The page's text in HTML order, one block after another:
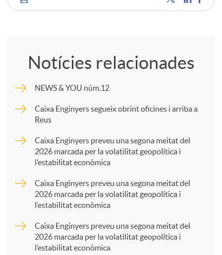
C
p
a
Notícies relacionades
NEWS & YOU núm.12
Caixa Enginyers segueix obrint oficines i arriba a
Reus
Caixa Enginyers preveu una segona meitat del
2026 marcada per la volatilitat geopolítica i
l’estabilitat econòmica
Caixa Enginyers preveu una segona meitat del
2026 marcada per la volatilitat geopolítica i
l’estabilitat econòmica
Caixa Enginyers preveu una segona meitat del
2026 marcada per la volatilitat geopolítica i
l’estabilitat econòmica